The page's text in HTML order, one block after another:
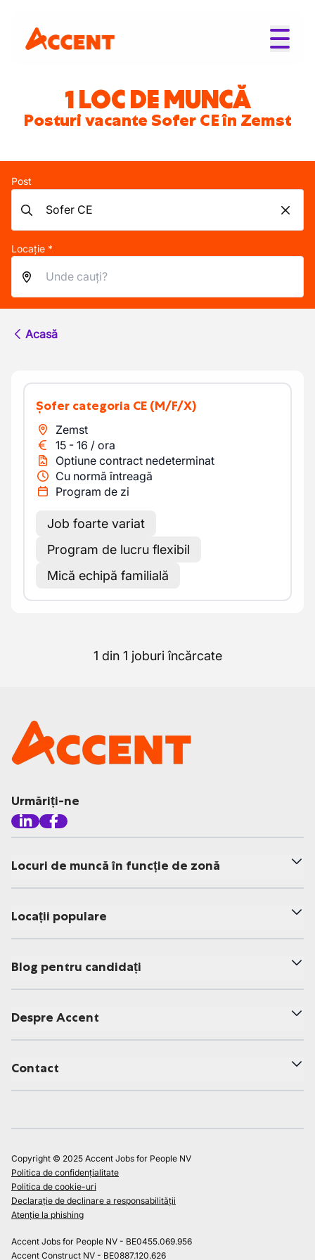
1 LOC DE MUNCĂ
Posturi vacante Sofer CE în Zemst
Post
Locație *
Acasă
Șofer categoria CE (M/F/X)
Zemst
15 - 16 / ora
Optiune contract nedeterminat
Cu normă întreagă
Program de zi
Job foarte variat
Program de lucru flexibil
Mică echipă familială
1 din 1 joburi încărcate
Urmăriți-ne
Locuri de muncă în funcție de zonă
Locații populare
Blog pentru candidați
Despre Accent
Contact
Copyright © 2025 Accent Jobs for People NV
Politica de confidențialitate
Politica de cookie-uri
Declarație de declinare a responsabilității
Atenție la phishing
Accent Jobs for People NV - BE0455.069.956
Accent Construct NV - BE0887.120.626